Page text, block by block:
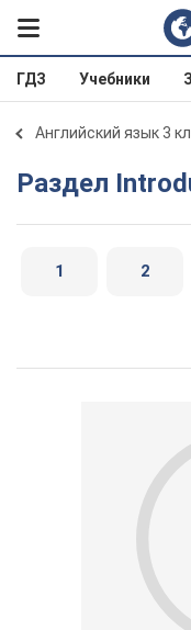
ГДЗ Учебники
Английский язык 3
Раздел
1 2